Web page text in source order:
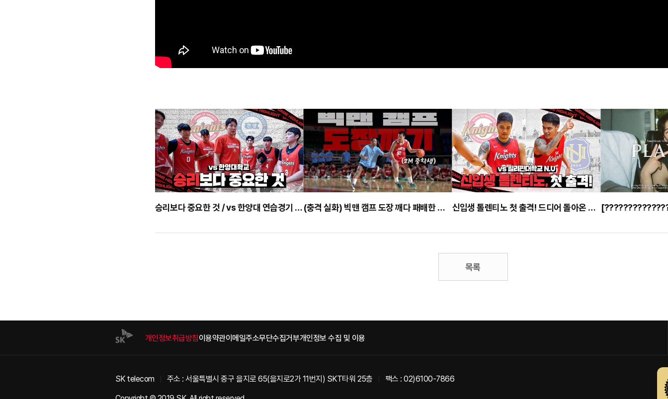
승리보다 중요한 것 / vs 한양대 연습경기 HL (충격 실화) 빅맨 캠프 도장 깨다 패배한 전태풍 신입생 톨렌티노 첫 출격! 드디어 돌아온 연습경기?? / vs 필리핀대학교 HL
목록
개인정보취급방침이용약관이메일주소무단수집거부개인정보 수집 및 이용
SK telecom 주소 : 서울특별시 중구 을지로 65(을지로2가 11번지) SKT타워 25층 팩스 : 02)6100-7866